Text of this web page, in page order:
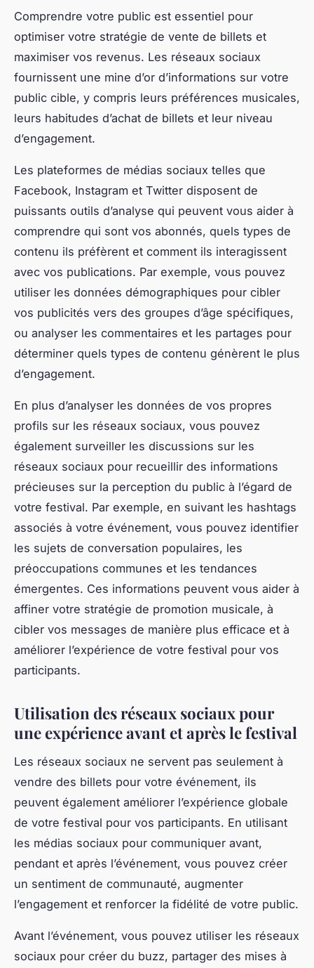
Comprendre votre public est essentiel pour
optimiser votre stratégie de vente de billets et
maximiser vos revenus. Les réseaux sociaux
fournissent une mine d’or d’informations sur votre
public cible, y compris leurs préférences musicales,
leurs habitudes d’achat de billets et leur niveau
d’engagement.
Les plateformes de médias sociaux telles que
Facebook, Instagram et Twitter disposent de
puissants outils d’analyse qui peuvent vous aider à
comprendre qui sont vos abonnés, quels types de
contenu ils préfèrent et comment ils interagissent
avec vos publications. Par exemple, vous pouvez
utiliser les données démographiques pour cibler
vos publicités vers des groupes d’âge spécifiques,
ou analyser les commentaires et les partages pour
déterminer quels types de contenu génèrent le plus
d’engagement.
En plus d’analyser les données de vos propres
profils sur les réseaux sociaux, vous pouvez
également surveiller les discussions sur les
réseaux sociaux pour recueillir des informations
précieuses sur la perception du public à l’égard de
votre festival. Par exemple, en suivant les hashtags
associés à votre événement, vous pouvez identifier
les sujets de conversation populaires, les
préoccupations communes et les tendances
émergentes. Ces informations peuvent vous aider à
affiner votre stratégie de promotion musicale, à
cibler vos messages de manière plus efficace et à
améliorer l’expérience de votre festival pour vos
participants.
Utilisation des réseaux sociaux pour
une expérience avant et après le festival
Les réseaux sociaux ne servent pas seulement à
vendre des billets pour votre événement, ils
peuvent également améliorer l’expérience globale
de votre festival pour vos participants. En utilisant
les médias sociaux pour communiquer avant,
pendant et après l’événement, vous pouvez créer
un sentiment de communauté, augmenter
l’engagement et renforcer la fidélité de votre public.
Avant l’événement, vous pouvez utiliser les réseaux
sociaux pour créer du buzz, partager des mises à